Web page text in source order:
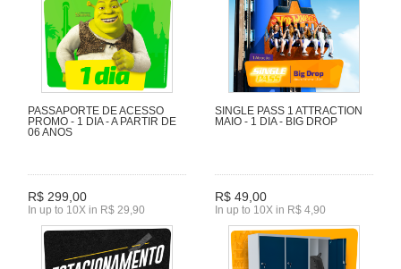
PASSAPORTE DE ACESSO
PROMO - 1 DIA - A PARTIR DE
06 ANOS
R$ 299,00
In up to 10X in R$ 29,90
SINGLE PASS 1 ATTRACTION
MAIO - 1 DIA - BIG DROP
R$ 49,00
In up to 10X in R$ 4,90